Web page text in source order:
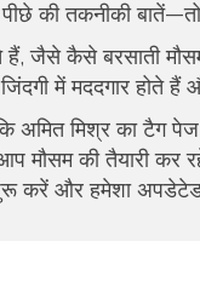
की तकनीकी
हैं, जैसे कैसे बरसाती
जिंदगी में मददगार
अमित मिश्र का टैग
की तैयारी कर
करें और हमेशा